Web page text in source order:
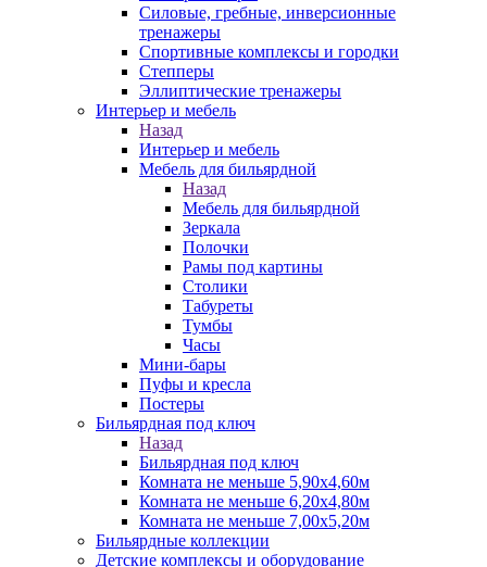
Силовые, гребные, инверсионные
тренажеры
Спортивные комплексы и городки
Степперы
Эллиптические тренажеры
Интерьер и мебель
Назад
Интерьер и мебель
Мебель для бильярдной
Назад
Мебель для бильярдной
Зеркала
Полочки
Рамы под картины
Столики
Табуреты
Тумбы
Часы
Мини-бары
Пуфы и кресла
Постеры
Бильярдная под ключ
Назад
Бильярдная под ключ
Комната не меньше 5,90х4,60м
Комната не меньше 6,20х4,80м
Комната не меньше 7,00х5,20м
Бильярдные коллекции
Детские комплексы и оборудование